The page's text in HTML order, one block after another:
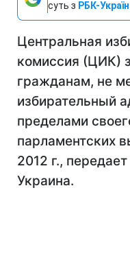
суть з РБК-
Центральная
комиссия (ЦИК)
гражданам, не
избирательный
пределами
парламентских
2012 г.,
Украина.